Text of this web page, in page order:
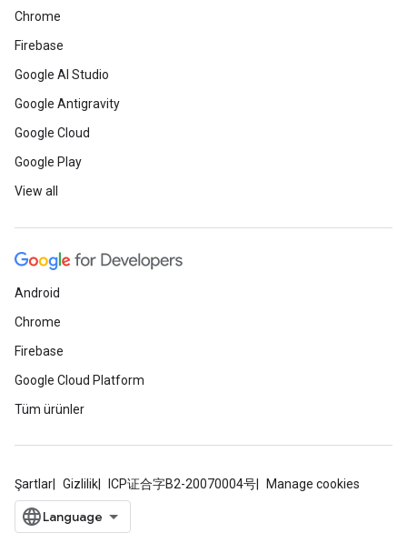
Chrome
Firebase
Google AI Studio
Google Antigravity
Google Cloud
Google Play
View all
Android
Chrome
Firebase
Google Cloud Platform
Tüm ürünler
Şartlar Gizlilik ICP证合字B2-20070004号 Manage cookies